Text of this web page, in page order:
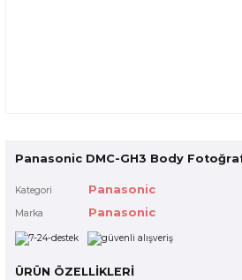
Panasonic DMC-GH3 Body
Kategori Panasonic
Marka Panasonic
ÜRÜN ÖZELLİKLERİ